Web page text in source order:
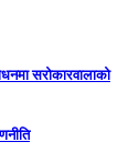
सरोकारवालाको